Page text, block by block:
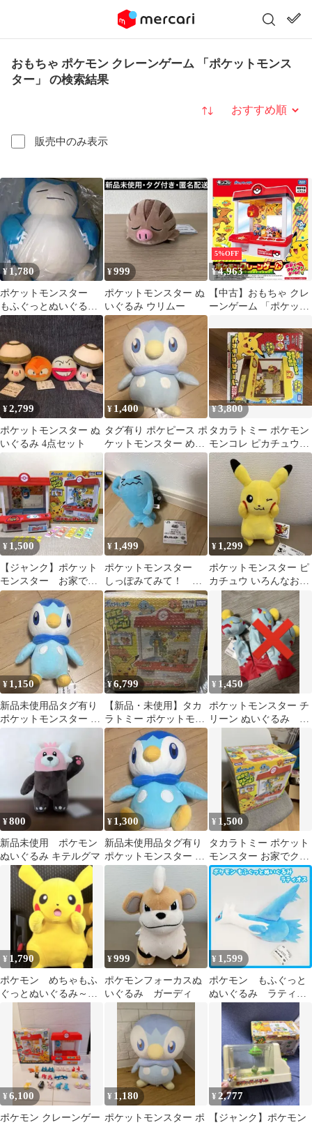
おもちゃ ポケモン クレーンゲーム 「ポケットモンス
ター」 の検索結果
販売中のみ表示
並び替え
¥ 1,780
ポケットモンスター
もふぐっとぬいぐる
み カビゴン 〜ニャ
ース・カビゴン〜
¥999
ポケットモンスター ぬ
いぐるみ ウリムー
5%OFF
¥4,963
【中古】おもちゃ クレ
ーンゲーム 「ポケット
¥2,799
ポケットモンスター ぬ
いぐるみ 4点セット
¥ 1,400
タグ有り ポケピース ポ
ケットモンスター めち
ゃもふぐっとぬいぐる
み ポッチャマ
¥3,800
タカラトミー ポケモン
モンコレ ピカチュウク
レーン
¥ 1,500
【ジャンク】ポケット
モンスター お家でク
レーンゲーム
¥ 1,499
ポケットモンスター
しっぽみてみて！ ぬ
いぐるみ ソーナンス
¥ 1,299
ポケットモンスター ピ
カチュウ いろんなお顔
ぬいぐるみ ウインク 30
周年記念
¥ 1,150
新品未使用品タグ有り
ポケットモンスター も
ふぐっとぬいぐるみ ポ
¥6,799
【新品・未使用】タカ
ラトミー ポケットモン
スター ポケモンクレー
ン おもちゃ
¥ 1,450
ポケットモンスター チ
リーン ぬいぐるみ 1
¥800
新品未使用 ポケモン
ぬいぐるみ キテルグマ
¥ 1,300
新品未使用品タグ有り
ポケットモンスター め
ちゃもふぐっとぬいぐ
るみ ポッチャマ
¥ 1,500
タカラトミー ポケット
モンスター お家でクレ
ーンゲーム
¥ 1,790
ポケモン めちゃもふ
ぐっとぬいぐるみ～ピ
¥999
ポケモンフォーカスぬ
いぐるみ ガーディ
¥ 1,599
ポケモン もふぐっと
ぬいぐるみ ラティオ
ス プライズ 景品
¥6,100
ポケモン クレーンゲー
¥ 1,180
ポケットモンスター ポ
¥ 2,777
【ジャンク】ポケモン